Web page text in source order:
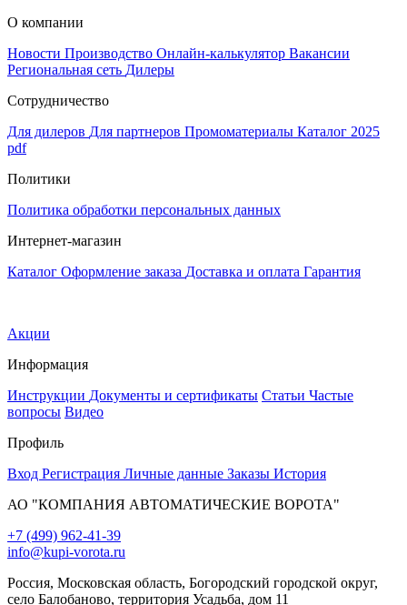
О компании
Новости Производство Онлайн-калькулятор Вакансии
Региональная сеть Дилеры
Сотрудничество
Для дилеров Для партнеров Промоматериалы Каталог 2025
pdf
Политики
Политика обработки персональных данных
Интернет-магазин
Каталог Оформление заказа Доставка и оплата Гарантия
Акции
Информация
Инструкции Документы и сертификаты Статьи Частые
вопросы Видео
Профиль
Вход Регистрация Личные данные Заказы История
АО "КОМПАНИЯ АВТОМАТИЧЕСКИЕ ВОРОТА"
+7 (499) 962-41-39
info@kupi-vorota.ru
Россия, Московская область, Богородский городской округ,
село Балобаново, территория Усадьба, дом 11